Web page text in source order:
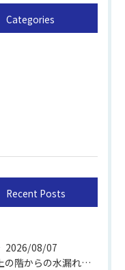
Categories
Recent Posts
2026/08/07
上の階からの水漏れでカビ｜対処法と業者